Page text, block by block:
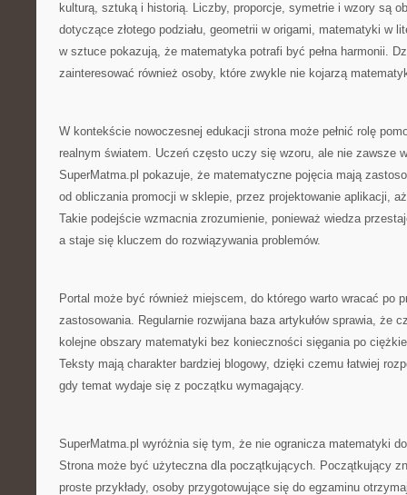
kulturą, sztuką i historią. Liczby, proporcje, symetrie i wzory są
dotyczące złotego podziału, geometrii w origami, matematyki w
w sztuce pokazują, że matematyka potrafi być pełna harmonii.
zainteresować również osoby, które zwykle nie kojarzą
W kontekście nowoczesnej edukacji strona może pełnić rolę
realnym światem. Uczeń często uczy się wzoru, ale nie zawsze
SuperMatma.pl pokazuje, że matematyczne pojęcia mają
od obliczania promocji w sklepie, przez projektowanie aplikacji,
Takie podejście wzmacnia zrozumienie, ponieważ wiedza
a staje się kluczem do rozwiązywania problemów.
Portal może być również miejscem, do którego warto wracać po
zastosowania. Regularnie rozwijana baza artykułów sprawia, że
kolejne obszary matematyki bez konieczności sięgania po
Teksty mają charakter bardziej blogowy, dzięki czemu łatwiej
gdy temat wydaje się z początku wymagający.
SuperMatma.pl wyróżnia się tym, że nie ogranicza matematyki
Strona może być użyteczna dla początkujących. Początkujący
proste przykłady, osoby przygotowujące się do egzaminu